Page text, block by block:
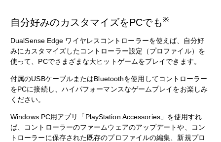
自分好みのカスタマイズをPCでも※
DualSense Edge ワイヤレスコントローラーを使えば、自分好
みにカスタマイズしたコントローラー設定（プロファイル）を
使って、PCでさまざまな大ヒットゲームをプレイできます。
付属のUSBケーブルまたはBluetoothを使用してコントローラー
をPCに接続し、ハイパフォーマンスなゲームプレイをお楽しみ
ください。
Windows PC用アプリ「PlayStation Accessories」を使用すれ
ば、コントローラーのファームウェアのアップデートや、コン
トローラーに保存された既存のプロファイルの編集、新規プロ